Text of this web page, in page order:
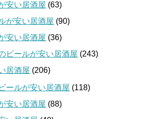
安い居酒屋 (63)
が安い居酒屋 (90)
安い居酒屋 (36)
ビールが安い居酒屋 (243)
居酒屋 (206)
ールが安い居酒屋 (118)
安い居酒屋 (88)